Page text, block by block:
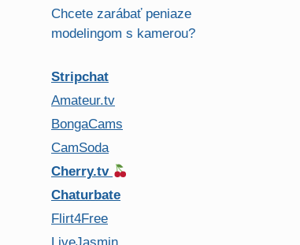
Chcete zarábať peniaze
modelingom s kamerou?
Stripchat
Amateur.tv
BongaCams
CamSoda
Cherry.tv
Chaturbate
Flirt4Free